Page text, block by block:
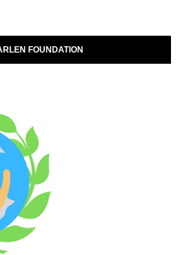
FOUNDATION